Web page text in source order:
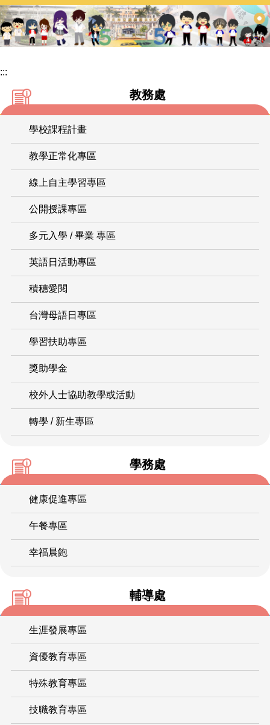
跳
到
主
區
:::
教務處
學校課程計畫
教學正常化專區
線上自主學習專區
公開授課專區
多元入學 / 畢業 專區
英語日活動專區
積穗愛閱
台灣母語日專區
學習扶助專區
獎助學金
校外人士協助教學或活動
轉學 / 新生專區
學務處
健康促進專區
午餐專區
幸福晨飽
輔導處
生涯發展專區
資優教育專區
特殊教育專區
技職教育專區